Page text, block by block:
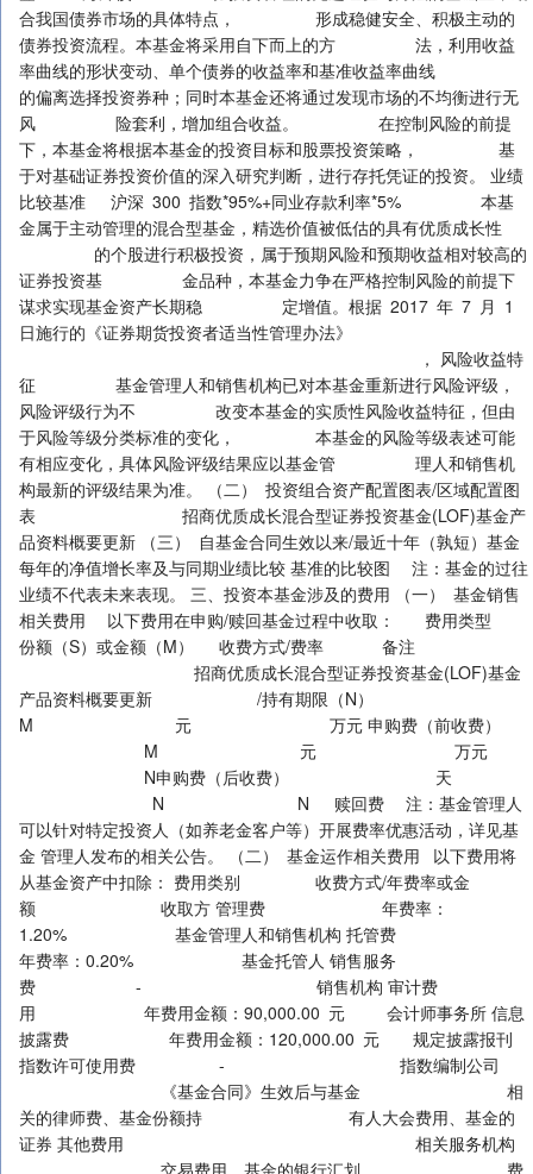
合我国债券市场的具体特点， 形成稳健安全、积极主动的
债券投资流程。本基金将采用自下而上的方 法，利用收益
率曲线的形状变动、单个债券的收益率和基准收益率曲线
的偏离选择投资券种；同时本基金还将通过发现市场的不均衡进行无
风 险套利，增加组合收益。 在控制风险的前提
下，本基金将根据本基金的投资目标和股票投资策略， 基
于对基础证券投资价值的深入研究判断，进行存托凭证的投资。 业绩
比较基准 沪深 300 指数*95%+同业存款利率*5% 本基
金属于主动管理的混合型基金，精选价值被低估的具有优质成长性
的个股进行积极投资，属于预期风险和预期收益相对较高的
证券投资基 金品种，本基金力争在严格控制风险的前提下
谋求实现基金资产长期稳 定增值。根据 2017 年 7 月 1
日施行的《证券期货投资者适当性管理办法》
， 风险收益特
征 基金管理人和销售机构已对本基金重新进行风险评级，
风险评级行为不 改变本基金的实质性风险收益特征，但由
于风险等级分类标准的变化， 本基金的风险等级表述可能
有相应变化，具体风险评级结果应以基金管 理人和销售机
构最新的评级结果为准。 （二） 投资组合资产配置图表/区域配置图
表 招商优质成长混合型证券投资基金(LOF)基金产
品资料概要更新 （三） 自基金合同生效以来/最近十年（孰短）基金
每年的净值增长率及与同期业绩比较 基准的比较图 注：基金的过往
业绩不代表未来表现。 三、投资本基金涉及的费用 （一） 基金销售
相关费用 以下费用在申购/赎回基金过程中收取： 费用类型
份额（S）或金额（M） 收费方式/费率 备注
招商优质成长混合型证券投资基金(LOF)基金
产品资料概要更新 /持有期限（N）
M 元 万元 申购费（前收费）
M 元 万元
N申购费（后收费） 天
N N 赎回费 注：基金管理人
可以针对特定投资人（如养老金客户等）开展费率优惠活动，详见基
金 管理人发布的相关公告。 （二） 基金运作相关费用 以下费用将
从基金资产中扣除： 费用类别 收费方式/年费率或金
额 收取方 管理费 年费率：
1.20% 基金管理人和销售机构 托管费
年费率：0.20% 基金托管人 销售服务
费 - 销售机构 审计费
用 年费用金额：90,000.00 元 会计师事务所 信息
披露费 年费用金额：120,000.00 元 规定披露报刊
指数许可使用费 - 指数编制公司
《基金合同》生效后与基金 相
关的律师费、基金份额持 有人大会费用、基金的
证券 其他费用 相关服务机构
交易费用、基金的银行汇划 费